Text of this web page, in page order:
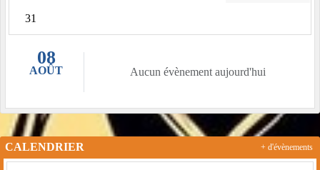
31
08
AOÛT Aucun évènement aujourd'hui
CALENDRIER + d'évènements